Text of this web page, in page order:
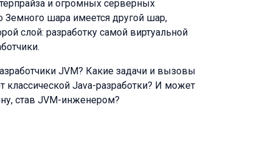
и огромных серверных
Земного шара имеется другой шар,
слой: разработку самой виртуальной
JVM? Какие задачи и вызовы
классической Java-разработки? И может
став JVM-инженером?